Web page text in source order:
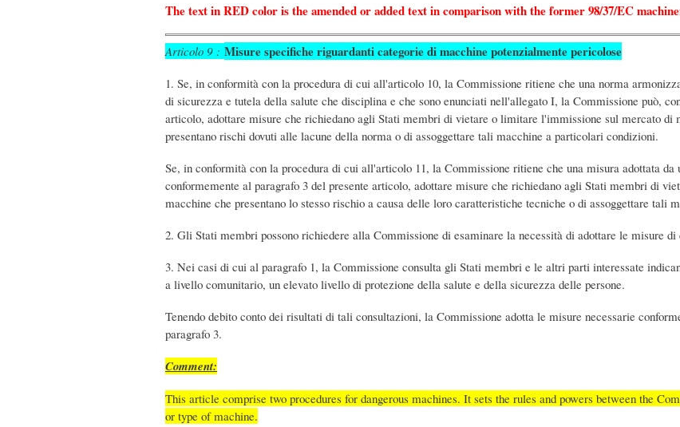
The text in RED color is the amended or added text in comparison with the former 98/37/EC
Articolo 9 : Misure specifiche riguardanti categorie di macchine potenzialmente pericolose
1. Se, in conformità con la procedura di cui all'articolo 10, la Commissione ritiene che una norma
di sicurezza e tutela della salute che disciplina e che sono enunciati nell'allegato I, la Commissione può,
articolo, adottare misure che richiedano agli Stati membri di vietare o limitare l'immissione sul mercato di
presentano rischi dovuti alle lacune della norma o di assoggettare tali macchine a particolari condizioni.
Se, in conformità con la procedura di cui all'articolo 11, la Commissione ritiene che una misura adottata da
conformemente al paragrafo 3 del presente articolo, adottare misure che richiedano agli Stati membri di
macchine che presentano lo stesso rischio a causa delle loro caratteristiche tecniche o di assoggettare tali
2. Gli Stati membri possono richiedere alla Commissione di esaminare la necessità di adottare le misure di
3. Nei casi di cui al paragrafo 1, la Commissione consulta gli Stati membri e le altri parti interessate
a livello comunitario, un elevato livello di protezione della salute e della sicurezza delle persone.
Tenendo debito conto dei risultati di tali consultazioni, la Commissione adotta le misure necessarie
paragrafo 3.
Comment:
This article comprise two procedures for dangerous machines. It sets the rules and powers between the
or type of machine.